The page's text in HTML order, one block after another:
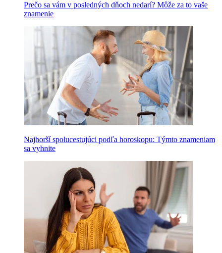
Prečo sa vám v posledných dňoch nedarí? Môže za to vaše
znamenie
Najhorší spolucestujúci podľa horoskopu: Týmto znameniam
sa vyhnite